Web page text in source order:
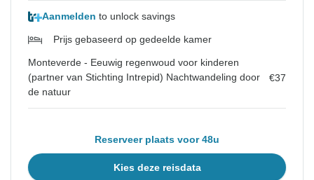
Aanmelden to unlock savings
Prijs gebaseerd op gedeelde kamer
Monteverde - Eeuwig regenwoud voor kinderen
(partner van Stichting Intrepid) Nachtwandeling door
de natuur
€37
Reserveer plaats voor 48u
Kies deze reisdata